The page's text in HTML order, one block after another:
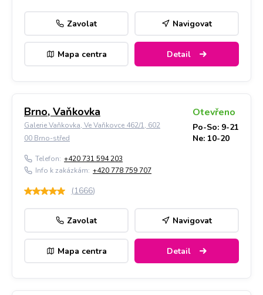
Zavolat Navigovat
Mapa centra Detail
Brno, Vaňkovka
Galerie Vaňkovka, Ve Vaňkovce 462/1, 602
00 Brno-střed
Otevřeno
Po-So: 9-21
Ne: 10-20
Telefon: +420 731 594 203
Info k zakázkám: +420 778 759 707
(1666)
Zavolat Navigovat
Mapa centra Detail